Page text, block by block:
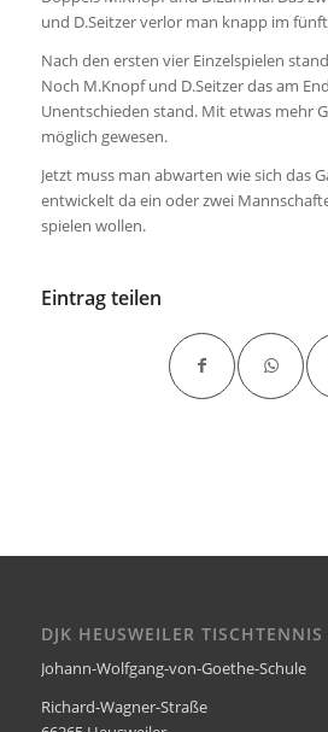
und D.Seitzer verlor man knapp im
Nach den ersten vier Einzelspielen
Noch M.Knopf und D.Seitzer das am
Unentschieden stand. Mit etwas mehr
möglich gewesen.
Jetzt muss man abwarten wie sich das
entwickelt da ein oder zwei
spielen wollen.
Eintrag teilen
DJK HEUSWEILER TISCHTENNIS
Johann-Wolfgang-von-Goethe-Schule
Richard-Wagner-Straße